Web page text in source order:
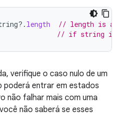
?. length
// length is a
// if string is
verifique o caso nulo de um
poderá entrar em estados
não falhar mais com uma
não saberá se esses